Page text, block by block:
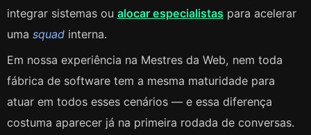
integrar sistemas ou alocar especialistaspara acelerar
uma squadinterna.
Em nossa experiência na Mestres da Web, nem toda
fábrica de software tem a mesma maturidade para
atuar em todos esses cenários — e essa diferença
costuma aparecer já na primeira rodada de conversas.